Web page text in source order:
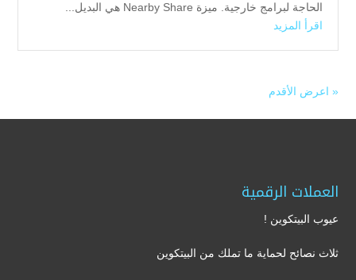
الحاجة لبرامج خارجية. ميزة Nearby Share هي البديل...
اقرأ المزيد
« اعرض الأقدم
العملات الرقمية
عيوب البيتكوين !
ثلاث نصائح لحماية ما تملك من البيتكوين